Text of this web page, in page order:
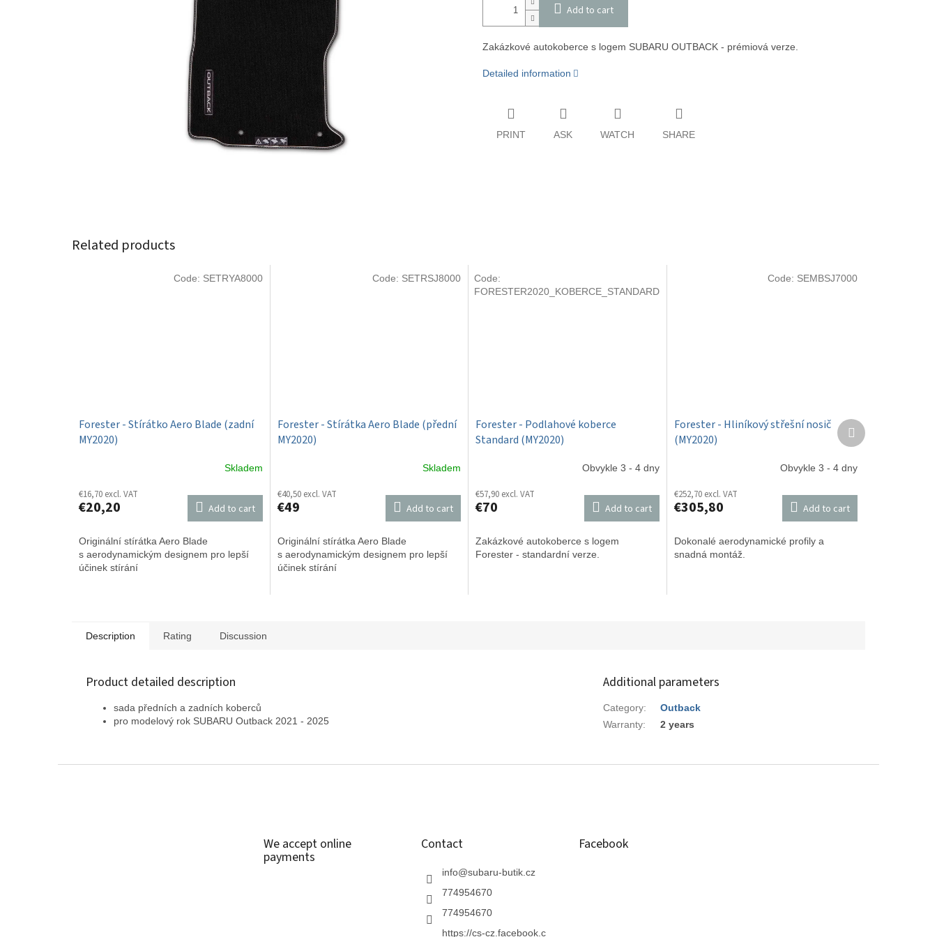
Add to cart
Zakázkové autokoberce s logem SUBARU OUTBACK - prémiová verze.
Detailed information
PRINT ASK WATCH SHARE
Related products
Forester - Stírátko Aero Blade (zadní
MY2020)
Skladem
€16,70 excl. VAT
€20,20 Add to cart
Originální stírátka Aero Blade
s aerodynamickým designem pro lepší
účinek stírání
Code: SETRYA8000
Forester - Stírátka Aero Blade (přední
MY2020)
Skladem
€40,50 excl. VAT
€49 Add to cart
Originální stírátka Aero Blade
s aerodynamickým designem pro lepší
účinek stírání
Code: SETRSJ8000
Forester - Podlahové koberce
Standard (MY2020)
Obvykle 3 - 4 dny
€57,90 excl. VAT
€70 Add to cart
Zakázkové autokoberce s logem
Forester - standardní verze.
Code:
FORESTER2020_KOBERCE_STANDARD
Forester - Hliníkový střešní nosič
(MY2020)
Obvykle 3 - 4 dny
€252,70 excl. VAT
€305,80 Add to cart
Dokonalé aerodynamické profily a
snadná montáž.
Code: SEMBSJ7000
Next
product
Description Rating Discussion
Product detailed description
sada předních a zadních koberců
pro modelový rok SUBARU Outback 2021 - 2025
Additional parameters
Category:
Outback
Warranty: 2 years
We accept online
payments
Contact
info@subaru-butik.cz
774954670
774954670
https://cs-cz.facebook.c
Facebook